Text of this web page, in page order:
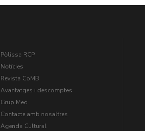
Pòlissa RCP
Notícies
Revista CoMB
Avantatges i descomptes
Grup Med
Contacte amb nosaltres
Agenda Cultural